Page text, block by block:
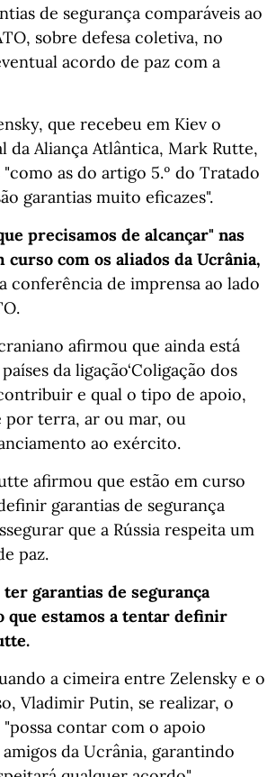
de segurança comparáveis ao
sobre defesa coletiva, no
acordo de paz com a
que recebeu em Kiev o
da Aliança Atlântica, Mark Rutte,
as do artigo 5.º do Tratado
garantias muito eficazes".
precisamos de alcançar" nas
curso com os aliados da Ucrânia,
conferência de imprensa ao lado
afirmou que ainda está
da ligação‘Coligação dos
e qual o tipo de apoio,
por terra, ar ou mar, ou
ao exército.
afirmou que estão em curso
garantias de segurança
que a Rússia respeita um
paz.
ter garantias de segurança
que estamos a tentar definir
a cimeira entre Zelensky e o
Vladimir Putin, se realizar, o
contar com o apoio
da Ucrânia, garantindo